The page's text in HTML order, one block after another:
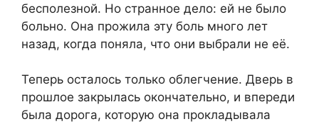
бесполезной. Но странное дело: ей не было
больно. Она прожила эту боль много лет
назад, когда поняла, что они выбрали не её.
Теперь осталось только облегчение. Дверь в
прошлое закрылась окончательно, и впереди
была дорога, которую она прокладывала